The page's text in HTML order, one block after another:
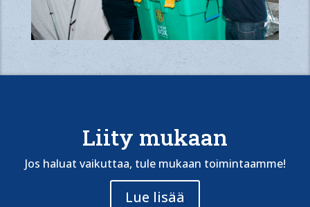
Liity mukaan
Jos haluat vaikuttaa, tule mukaan toimintaamme!
Lue lisää